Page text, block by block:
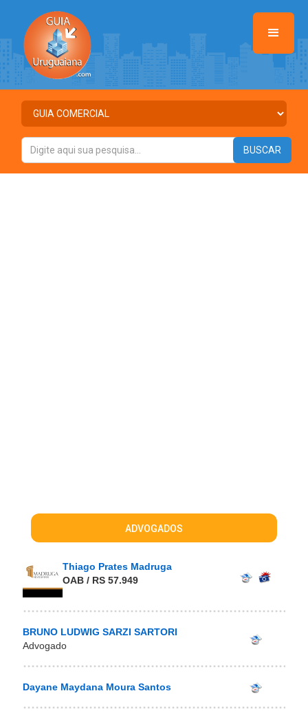
ADVOGADOS
Thiago Prates Madruga
OAB / RS 57.949
BRUNO LUDWIG SARZI SARTORI
Advogado
Dayane Maydana Moura Santos